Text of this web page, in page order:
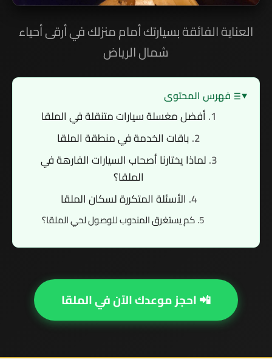
العناية الفائقة بسيارتك أمام منزلك في أرقى أحياء
شمال الرياض
فهرس المحتوى
أفضل مغسلة سيارات متنقلة في الملقا
باقات الخدمة في منطقة الملقا
لماذا يختارنا أصحاب السيارات الفارهة في
الملقا؟
الأسئلة المتكررة لسكان الملقا
كم يستغرق المندوب للوصول لحي الملقا؟
📲 احجز موعدك الآن في الملقا